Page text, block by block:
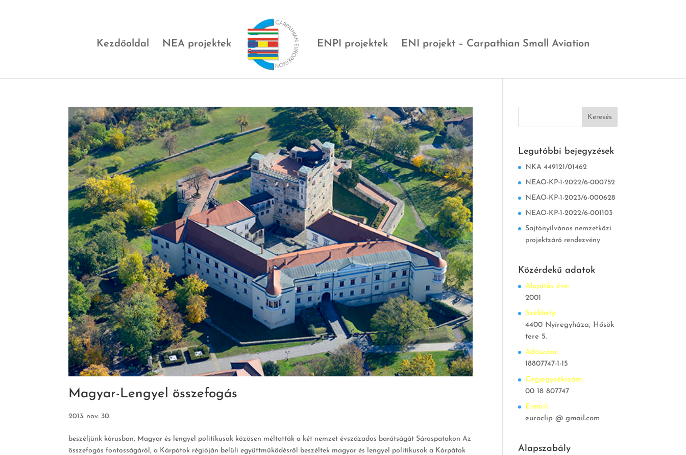
Kezdőoldal NEA projektek ENPI projektek ENI projekt – Carpathian Small Aviation
Magyar-Lengyel összefogás
2013. nov. 30.
beszéljünk kórusban, Magyar és lengyel politikusok közösen méltatták a két nemzet évszázados barátságát Sárospatakon Az
összefogás fontosságáról, a Kárpátok régióján belüli együttműködésről beszéltek magyar és lengyel politikusok a Kárpátok
Legutóbbi bejegyzések
NKA 449121/01462
NEAO-KP-1-2022/6-000752
NEAO-KP-1-2023/6-000628
NEAO-KP-1-2022/6-001103
Sajtónyilvános nemzetközi
projektzáró rendezvény
Közérdekű adatok
Alapítás éve:
2001
Székhely:
4400 Nyíregyháza, Hősök
tere 5.
Adószám:
18807747-1-15
Cégjegyzékszám:
00 18 807747
E-mail:
euroclip @ gmail.com
Alapszabály